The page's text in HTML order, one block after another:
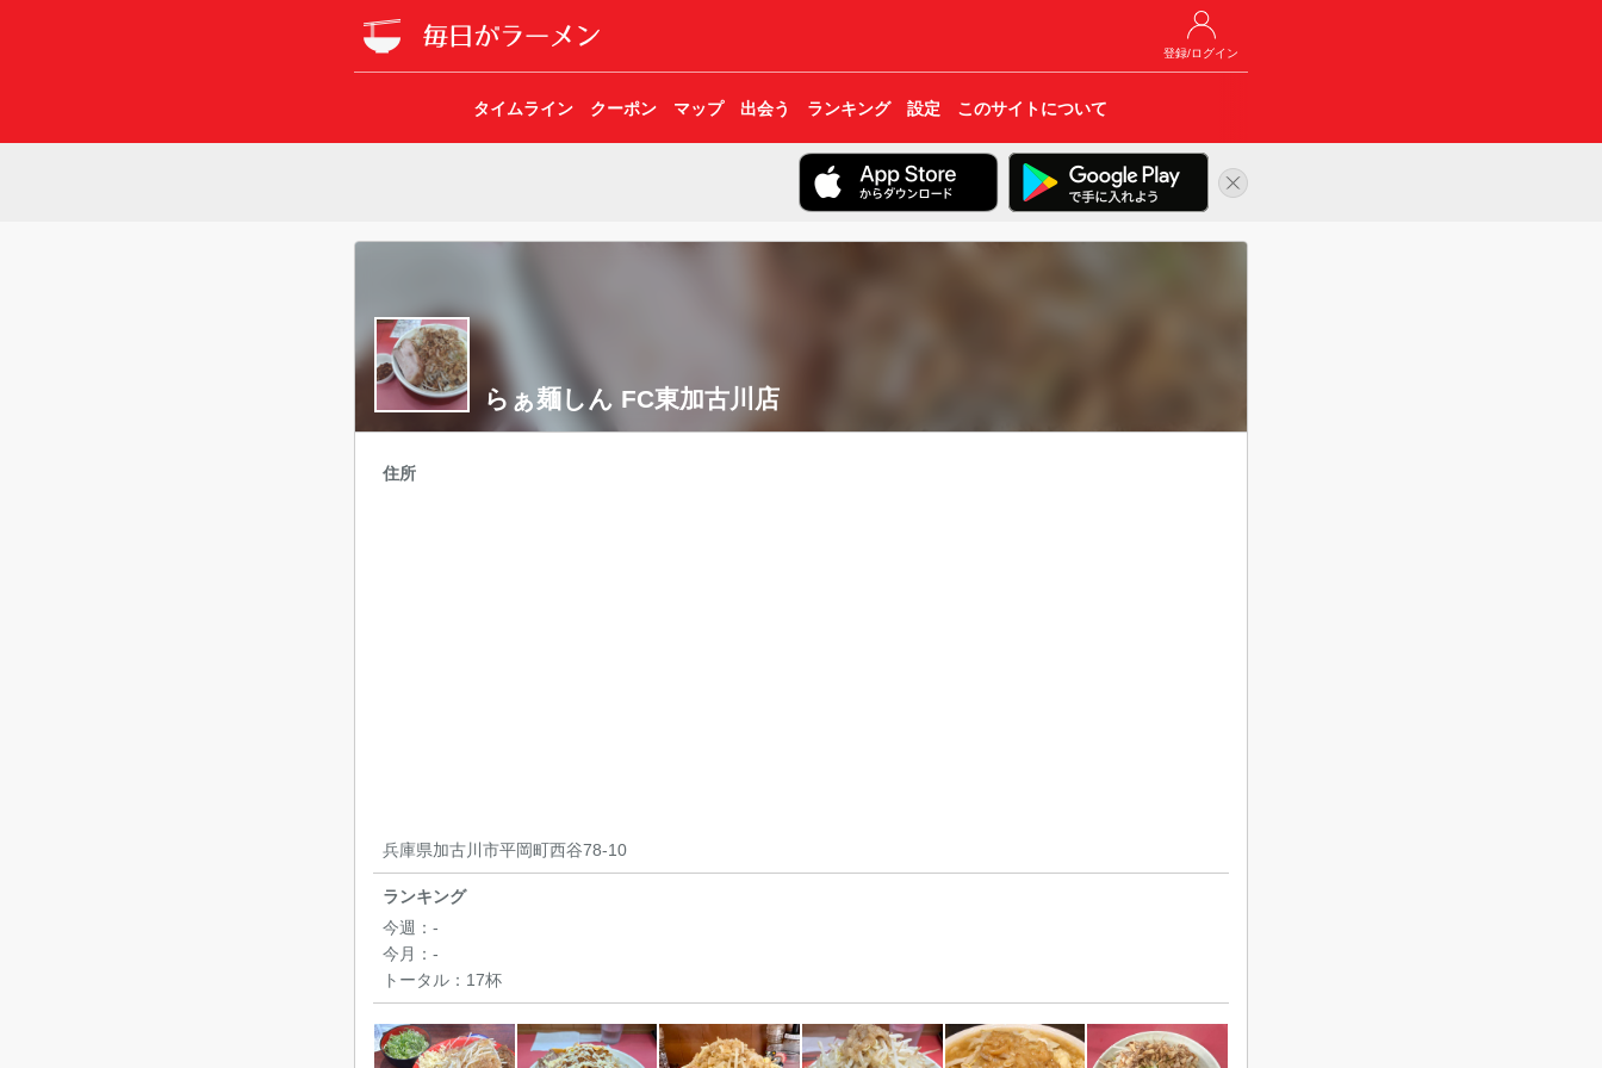
登録/ログイン
タイムライン クーポン マップ 出会う ランキング 設定 このサイトについて
らぁ麺しん FC東加古川店
住所
兵庫県加古川市平岡町西谷78-10
ランキング
今週： -
今月： -
トータル： 17杯